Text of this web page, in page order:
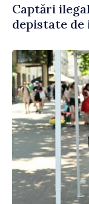
Captări
depistate de